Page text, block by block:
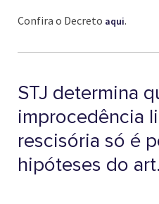
Confira o Decreto aqui.
STJ determina
improcedência
rescisória só é
hipóteses do